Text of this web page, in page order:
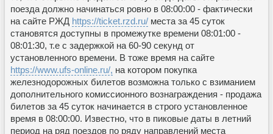
поезда должно начинаться ровно в 08:00:00 - фактически
на сайте РЖД https://ticket.rzd.ru/ места за 45 суток
становятся доступны в промежутке времени 08:01:00 -
08:01:30, т.е с задержкой на 60-90 секунд от
установленного времени. В тоже время на сайте
https://www.ufs-online.ru/, на котором покупка
железнодорожных билетов возможна только с взиманием
дополнительного комиссионного вознаграждения - продажа
билетов за 45 суток начинается в строго установленное
время в 08:00:00. Известно, что в пиковые даты в летний
период на ряд поездов по ряду направлений места